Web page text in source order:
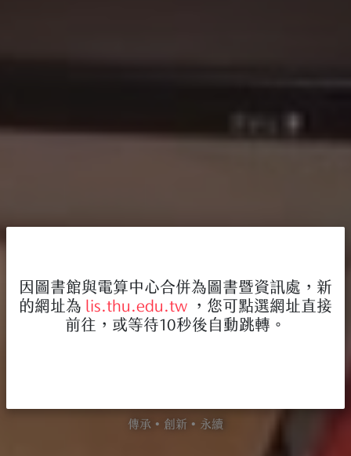
傳承 • 創新 • 永續
因圖書館與電算中心合併為圖書暨資訊處，新
的網址為 lis.thu.edu.tw ，您可點選網址直接
前往，或等待10秒後自動跳轉。